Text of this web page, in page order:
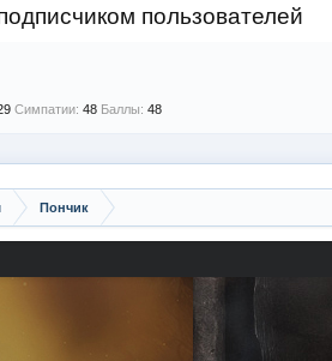
пользователей
Симпатии: 48 Баллы: 48
Пончик